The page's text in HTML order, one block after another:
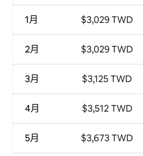
1月
2月
3月
4月
5月
$3,029 TWD
$3,029 TWD
$3,125 TWD
$3,512 TWD
$3,673 TWD